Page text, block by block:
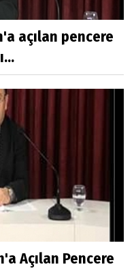
açılan pencere
Açılan Pencere